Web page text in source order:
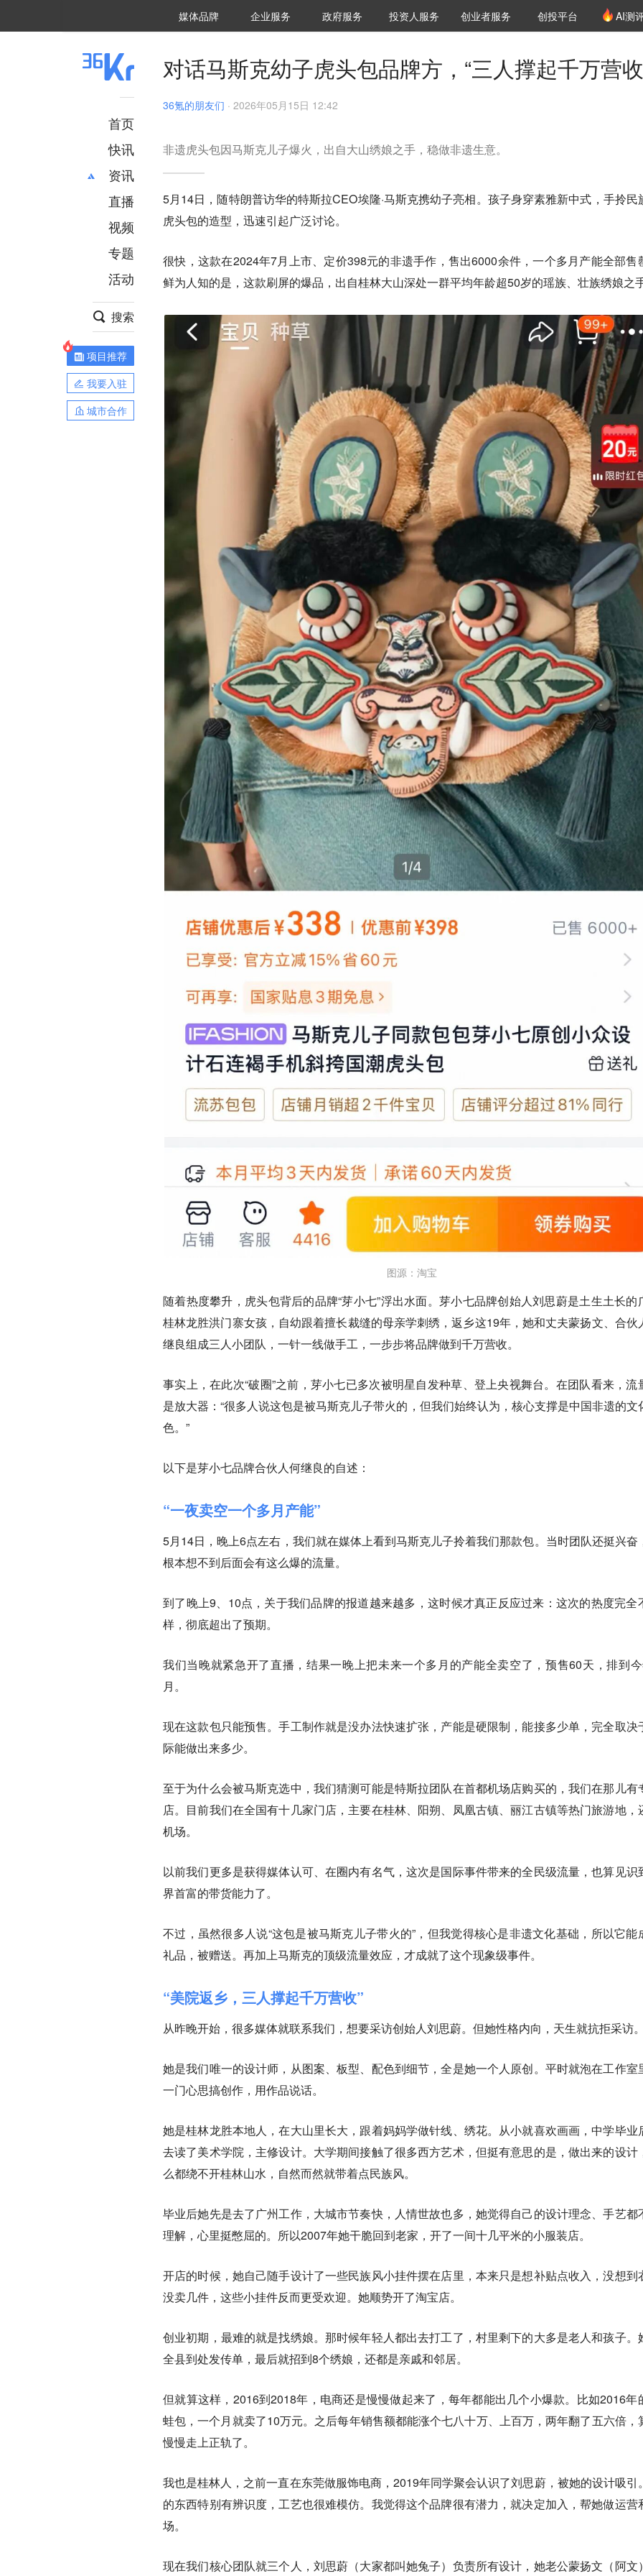
媒体品牌 36Kr研究院
企业服务 城市之窗
政府服务 VClub投资机构库
投资机构职位推介
投资人服务 创投氪堂
创业者服务 创投平台 AI测
首页
快讯
资讯
推荐
财经
项目推荐
安徽
直播
视频
专题
活动
搜索
项目推荐
我要入驻
城市合作
对话马斯克幼子虎头包品牌方，“三人撑起千万营
36氪的朋友们 · 2026年05月15日 12:42
非遗虎头包因马斯克儿子爆火，出自大山绣娘之手，稳做非遗生意。
5月14日，随特朗普访华的特斯拉CEO埃隆·马斯克携幼子亮相。孩子身穿素雅新中式，手拎民
虎头包的造型，迅速引起广泛讨论。
很快，这款在2024年7月上市、定价398元的非遗手作，售出6000余件，一个多月产能全部售
鲜为人知的是，这款刷屏的爆品，出自桂林大山深处一群平均年龄超50岁的瑶族、壮族绣娘之手
图源：淘宝
随着热度攀升，虎头包背后的品牌“芽小七”浮出水面。芽小七品牌创始人刘思蔚是土生土长的
桂林龙胜洪门寨女孩，自幼跟着擅长裁缝的母亲学刺绣，返乡这19年，她和丈夫蒙扬文、合伙
继良组成三人小团队，一针一线做手工，一步步将品牌做到千万营收。
事实上，在此次“破圈”之前，芽小七已多次被明星自发种草、登上央视舞台。在团队看来，流
是放大器：“很多人说这包是被马斯克儿子带火的，但我们始终认为，核心支撑是中国非遗的文
色。”
以下是芽小七品牌合伙人何继良的自述：
“一夜卖空一个多月产能”
5月14日，晚上6点左右，我们就在媒体上看到马斯克儿子拎着我们那款包。当时团队还挺兴奋
根本想不到后面会有这么爆的流量。
到了晚上9、10点，关于我们品牌的报道越来越多，这时候才真正反应过来：这次的热度完全
样，彻底超出了预期。
我们当晚就紧急开了直播，结果一晚上把未来一个多月的产能全卖空了，预售60天，排到
月。
现在这款包只能预售。手工制作就是没办法快速扩张，产能是硬限制，能接多少单，完全取决
际能做出来多少。
至于为什么会被马斯克选中，我们猜测可能是特斯拉团队在首都机场店购买的，我们在那儿有
店。目前我们在全国有十几家门店，主要在桂林、阳朔、凤凰古镇、丽江古镇等热门旅游地，
机场。
以前我们更多是获得媒体认可、在圈内有名气，这次是国际事件带来的全民级流量，也算见识
界首富的带货能力了。
不过，虽然很多人说“这包是被马斯克儿子带火的”，但我觉得核心是非遗文化基础，所以它能
礼品，被赠送。再加上马斯克的顶级流量效应，才成就了这个现象级事件。
“美院返乡，三人撑起千万营收”
从昨晚开始，很多媒体就联系我们，想要采访创始人刘思蔚。但她性格内向，天生就抗拒采访。
她是我们唯一的设计师，从图案、板型、配色到细节，全是她一个人原创。平时就泡在工作室
一门心思搞创作，用作品说话。
她是桂林龙胜本地人，在大山里长大，跟着妈妈学做针线、绣花。从小就喜欢画画，中学毕业
去读了美术学院，主修设计。大学期间接触了很多西方艺术，但挺有意思的是，做出来的设计
么都绕不开桂林山水，自然而然就带着点民族风。
毕业后她先是去了广州工作，大城市节奏快，人情世故也多，她觉得自己的设计理念、手艺都
理解，心里挺憋屈的。所以2007年她干脆回到老家，开了一间十几平米的小服装店。
开店的时候，她自己随手设计了一些民族风小挂件摆在店里，本来只是想补贴点收入，没想到
没卖几件，这些小挂件反而更受欢迎。她顺势开了淘宝店。
创业初期，最难的就是找绣娘。那时候年轻人都出去打工了，村里剩下的大多是老人和孩子。
全县到处发传单，最后就招到8个绣娘，还都是亲戚和邻居。
但就算这样，2016到2018年，电商还是慢慢做起来了，每年都能出几个小爆款。比如2016年
蛙包，一个月就卖了10万元。之后每年销售额都能涨个七八十万、上百万，两年翻了五六倍，
慢慢走上正轨了。
我也是桂林人，之前一直在东莞做服饰电商，2019年同学聚会认识了刘思蔚，被她的设计吸引
的东西特别有辨识度，工艺也很难模仿。我觉得这个品牌很有潜力，就决定加入，帮她做运营
场。
现在我们核心团队就三个人，刘思蔚（大家都叫她兔子）负责所有设计，她老公蒙扬文（阿文